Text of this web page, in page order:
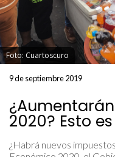
Foto: Cuartoscuro
9 de septiembre 2019
2020? Esto
¿Habrá nuevos